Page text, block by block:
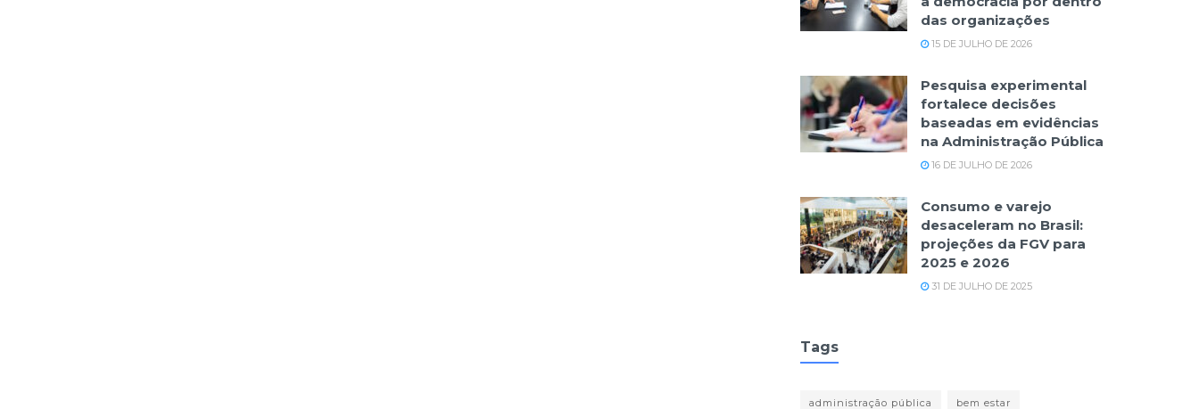
das organizações
15 DE JULHO DE 2026
Pesquisa experimental
fortalece decisões
baseadas em evidências
na Administração Pública
16 DE JULHO DE 2026
Consumo e varejo
desaceleram no Brasil:
projeções da FGV para
2025 e 2026
31 DE JULHO DE 2025
Tags
administração pública bem estar